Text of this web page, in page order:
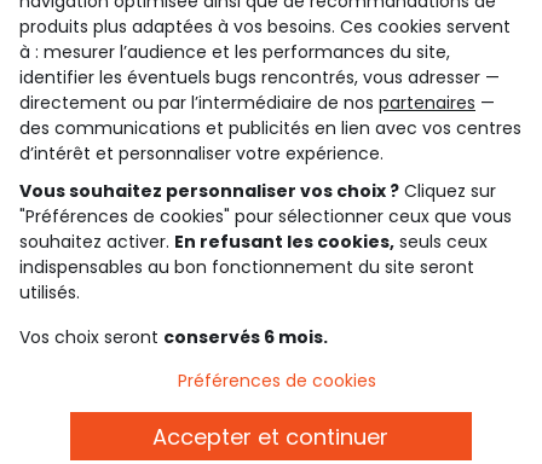
qui sommes-nous ?
besoin d'aide ?
le club fidélité
notre catalogue
Conditions générales de ventes et d'utilisation
Conditions d’utilisation des réseaux sociaux
Politique de confidentialité
Cookies et données personnelles
Paramètres des cookies
produits plus adaptées à vos besoins. Ces cookies servent
à : mesurer l’audience et les performances du site,
identifier les éventuels bugs rencontrés, vous adresser —
directement ou par l’intermédiaire de nos partenaires —
des communications et publicités en lien avec vos centres
d’intérêt et personnaliser votre expérience.
Vous souhaitez personnaliser vos choix ? Cliquez sur
"Préférences de cookies" pour sélectionner ceux que vous
souhaitez activer. En refusant les cookies, seuls ceux
indispensables au bon fonctionnement du site seront
utilisés.
Vos choix seront conservés 6 mois.
Préférences de cookies
Accepter et continuer